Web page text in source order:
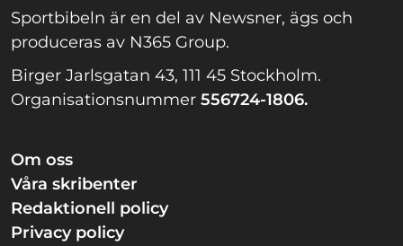
Sportbibeln är en del av Newsner, ägs och
produceras av N365 Group.
Birger Jarlsgatan 43, 111 45 Stockholm.
Organisationsnummer 556724-1806.
Om oss
Våra skribenter
Redaktionell policy
Privacy policy